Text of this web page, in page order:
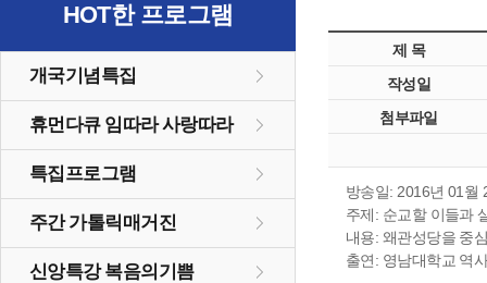
HOT한 프로그램
개국기념특집
휴먼다큐 임따라 사랑따라
특집프로그램
주간 가톨릭매거진
신앙특강 복음의기쁨
제 목
작성일
첨부파일
방송일: 2016년 01월
주제: 순교할 이들과
내용: 왜관성당을 중
출연: 영남대학교 역